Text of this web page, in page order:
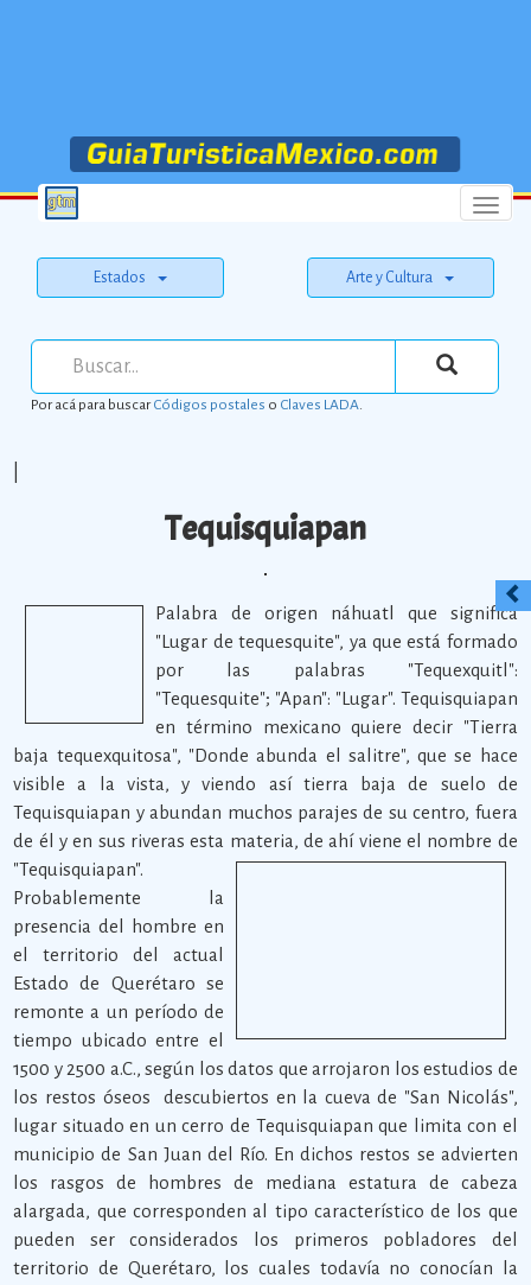
Menu
Estados Arte y Cultura
Por acá para buscarCódigos postales o Claves LADA.
Tequisquiapan
Palabra de origen náhuatl que significa
"Lugar de tequesquite", ya que está formado
por las palabras "Tequexquitl":
"Tequesquite"; "Apan": "Lugar". Tequisquiapan
en término mexicano quiere decir "Tierra
baja tequexquitosa", "Donde abunda el salitre", que se hace
visible a la vista, y viendo así tierra baja de suelo de
Tequisquiapan y abundan muchos parajes de su centro, fuera
de él y en sus riveras esta materia, de ahí viene el nombre de
"Tequisquiapan".
Probablemente la
presencia del hombre en
el territorio del actual
Estado de Querétaro se
remonte a un período de
tiempo ubicado entre el
1500 y 2500 a.C., según los datos que arrojaron los estudios de
los restos óseos descubiertos en la cueva de "San Nicolás",
lugar situado en un cerro de Tequisquiapan que limita con el
municipio de San Juan del Río. En dichos restos se advierten
los rasgos de hombres de mediana estatura de cabeza
alargada, que corresponden al tipo característico de los que
pueden ser considerados los primeros pobladores del
territorio de Querétaro, los cuales todavía no conocían la